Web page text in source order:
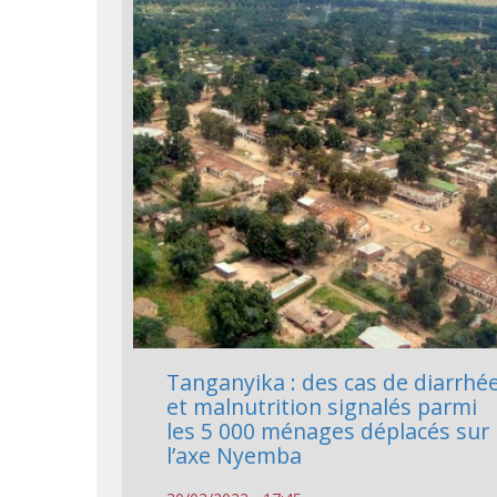
Tanganyika : des cas de
et malnutrition signalés parmi
les 5 000 ménages déplacés sur
l’axe Nyemba